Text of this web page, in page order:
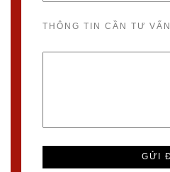
THÔNG TIN CẦN TƯ VẤN